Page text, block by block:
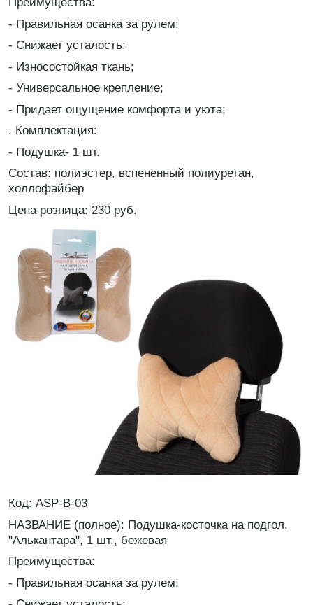
- Правильная осанка за рулем;
- Снижает усталость;
- Износостойкая ткань;
- Универсальное крепление;
- Придает ощущение комфорта и уюта;
. Комплектация:
- Подушка- 1 шт.
Состав: полиэстер, вспененный полиуретан,
холлофайбер
Цена розница: 230 руб.
Код: ASP-B-03
НАЗВАНИЕ (полное): Подушка-косточка на подгол.
"Алькантара", 1 шт., бежевая
Преимущества:
- Правильная осанка за рулем;